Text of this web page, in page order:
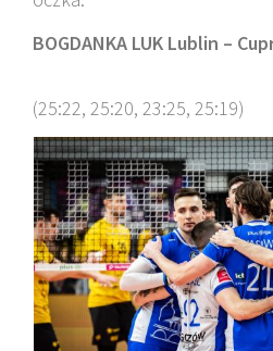
BOGDANKA LUK Lublin –
(25:22, 25:20, 23:25, 25:19)